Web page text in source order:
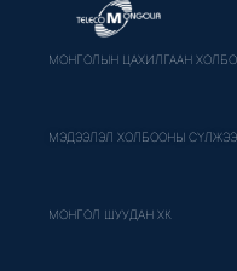
МОНГОЛЫН ЦАХИЛГААН
МЭДЭЭЛЭЛ ХОЛБООНЫ СҮЛЖЭЭ
МОНГОЛ ШУУДАН ХК